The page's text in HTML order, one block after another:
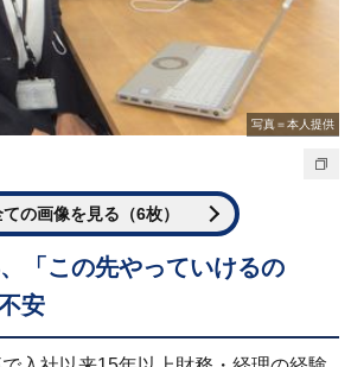
写真＝本人提供
の画像を見る（6枚）
「この先やっていけるの
安